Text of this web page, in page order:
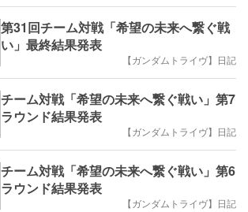
第31回チーム対戦「希望の未来へ繋ぐ戦
い」最終結果発表
【ガンダムトライヴ】日記
チーム対戦「希望の未来へ繋ぐ戦い」第7
ラウンド結果発表
【ガンダムトライヴ】日記
チーム対戦「希望の未来へ繋ぐ戦い」第6
ラウンド結果発表
【ガンダムトライヴ】日記